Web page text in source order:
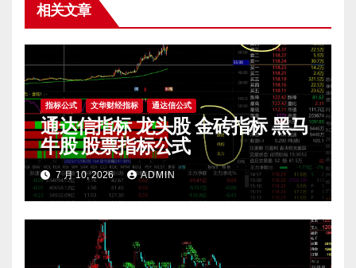
相关文章
指标公式 文华财经指标 通达信公式
通达信指标 龙头股 金砖指标 黑马
牛股 股票指标公式
7 月 10, 2026 ADMIN